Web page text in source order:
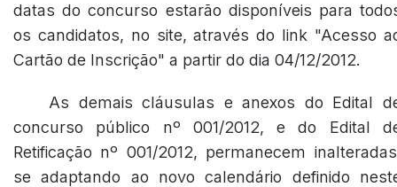
datas do concurso estarão disponíveis para
os candidatos, no site, através do link "Acesso
Cartão de Inscrição" a partir do dia 04/12/2012.
As demais cláusulas e anexos do Edital
concurso público nº 001/2012, e do Edital
Retificação nº 001/2012, permanecem
se adaptando ao novo calendário definido